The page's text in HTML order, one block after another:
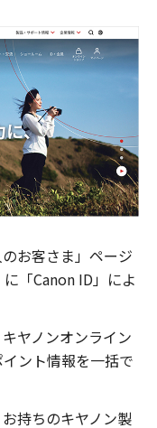
お客さま」ページ
に「Canon ID」によ
ヤノンオンライン
ント情報を一括で
持ちのキヤノン製